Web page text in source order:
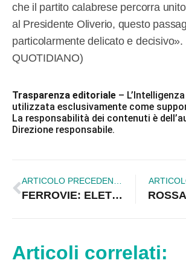
che il partito calabrese percorra
al Presidente Oliverio, questo
particolarmente delicato e decisivo».
QUOTIDIANO)
Trasparenza editoriale –
utilizzata esclusivamente come
La responsabilità dei contenuti è
Direzione responsabile.
FERROVIE: ELETTRIFICAZIONE IONICA ESCLUSA, PRIME REAZIONI
Articoli correlati: